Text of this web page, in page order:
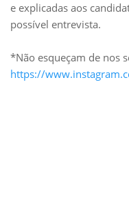
e explicadas aos
possível entrevista.
*Não esqueçam de nos
https://